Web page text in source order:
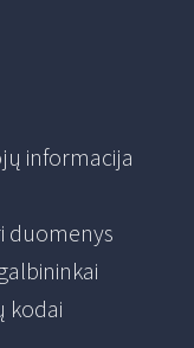
informacija
duomenys
kodai